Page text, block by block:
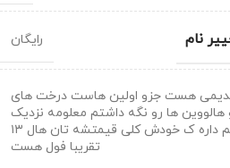
نام رایگان
هست جزو اولین هاست درخت های
ها رو نگه داشتم معلومه نزدیک
۱۴۵۰۰ تا جم داره ک خودش کلی قیمتشه تان هال ۱۳
تقریبا فول هست